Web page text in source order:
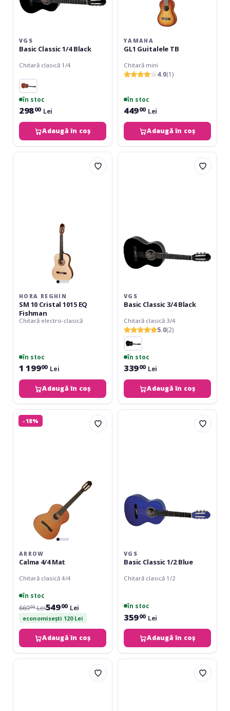
VGS
Basic Classic 1/4 Black
Chitară clasică 1/4
în stoc
29800 Lei
Adaugă în coș
YAMAHA
GL1 Guitalele TB
Chitară mini
4.0(1)
în stoc
44900 Lei
Adaugă în coș
Hora
HORA REGHIN
SM 10 Cristal 1015 EQ
Fishman
Chitară electro-clasică
în stoc
1 19900 Lei
Adaugă în coș
VGS
VGS
Basic Classic 3/4 Black
Chitară clasică 3/4
5.0(2)
în stoc
33900 Lei
Adaugă în coș
Arrow
Calma
-18%
ARROW
Calma 4/4 Mat
Chitară clasică 4/4
în stoc
66900Lei54900 Lei
economisești 120 Lei
Adaugă în coș
VGS
VGS
Basic Classic 1/2 Blue
Chitară clasică 1/2
în stoc
35900 Lei
Adaugă în coș
Gewa
Ortega